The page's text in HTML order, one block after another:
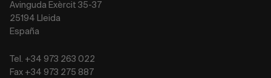
Avinguda Exèrcit 35-37
25194 Lleida
España
Tel. +34 973 263 022
Fax +34 973 275 887